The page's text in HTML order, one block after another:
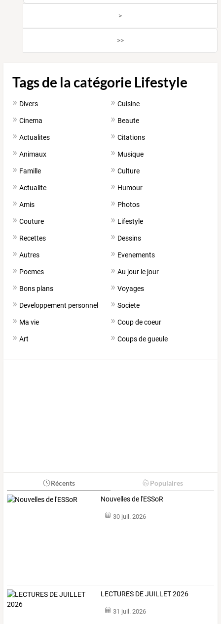
>
>>
Tags de la catégorie Lifestyle
Divers Cuisine
Cinema Beaute
Actualites Citations
Animaux Musique
Famille Culture
Actualite Humour
Amis Photos
Couture Lifestyle
Recettes Dessins
Autres Evenements
Poemes Au jour le jour
Bons plans Voyages
Developpement personnel Societe
Ma vie Coup de coeur
Art Coups de gueule
Récents Populaires
Nouvelles de l'ESSoR
30 juil. 2026
LECTURES DE JUILLET 2026
31 juil. 2026